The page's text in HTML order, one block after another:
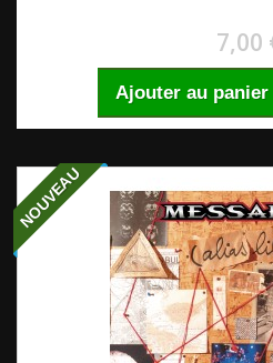
7,00
Ajouter au panier
NOUVEAU